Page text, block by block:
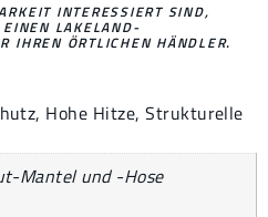
INTERESSIERT SIND,
LAKELAND-
IHREN ÖRTLICHEN HÄNDLER.
, Hohe Hitze,Strukturelle
Mantel und -Hose